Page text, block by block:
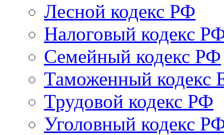
Лесной кодекс РФ
Налоговый кодекс
Семейный кодекс РФ
Таможенный
Трудовой кодекс РФ
Уголовный кодекс